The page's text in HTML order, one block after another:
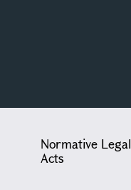
Normative Legal
Acts